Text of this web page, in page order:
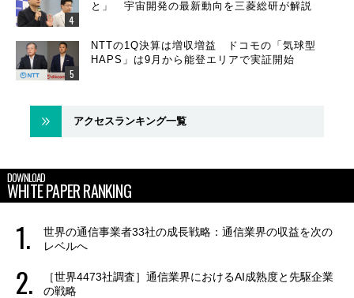
と」 宇宙開発の最新動向を三菱総研が解説
NTTの1Q決算は増収増益 ドコモの「気球型
HAPS」は9月から能登エリアで実証開始
アクセスランキング一覧
DOWNLOAD
WHITE PAPER RANKING
世界の通信事業者33社の成長戦略：通信業界の収益を次の
レベルへ
［世界4473社調査］通信業界におけるAI成熟度と先駆企業
の戦略